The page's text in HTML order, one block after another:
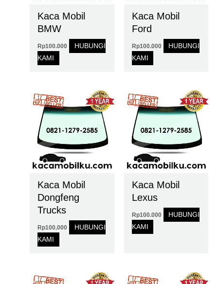
Kaca Mobil
BMW
Rp100.000
HUBUNGI
KAMI
Kaca Mobil
Ford
Rp100.000
HUBUNGI
KAMI
Kaca Mobil
Dongfeng
Trucks
Rp100.000
HUBUNGI
KAMI
Kaca Mobil
Lexus
Rp100.000
HUBUNGI
KAMI